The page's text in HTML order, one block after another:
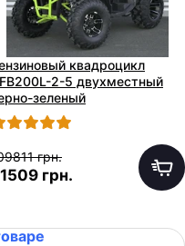
квадроцикл
2-5 двухместный
зеленый
грн.
грн.